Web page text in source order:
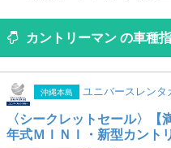
カントリーマン の車種
沖縄本島 ユニバースレン
〈シークレットセール〉
年式ＭＩＮＩ・新型カント